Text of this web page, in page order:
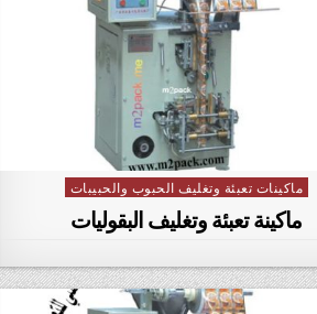
Posted in
ماكينات تعبئة وتغليف الحبوب والحبيبات
ماكينة تعبئة وتغليف البقوليات